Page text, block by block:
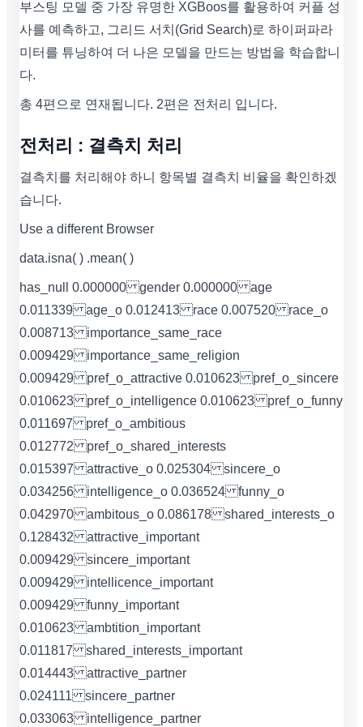
부스팅 모델 중 가장 유명한 XGBoos를 활용하여 커플 성
사를 예측하고, 그리드 서치(Grid Search)로 하이퍼파라
미터를 튜닝하여 더 나은 모델을 만드는 방법을 학습합니
다.
총 4편으로 연재됩니다. 2편은 전처리 입니다.
전처리 : 결측치 처리
결측치를 처리해야 하니 항목별 결측치 비율을 확인하겠
습니다.
Use a different Browser
data.isna( ) .mean( )
has_null 0.000000 gender 0.000000 age
0.011339 age_o 0.012413 race 0.007520 race_o
0.008713 importance_same_race
0.009429 importance_same_religion
0.009429 pref_o_attractive 0.010623 pref_o_sincere
0.010623 pref_o_intelligence 0.010623 pref_o_funny
0.011697 pref_o_ambitious
0.012772 pref_o_shared_interests
0.015397 attractive_o 0.025304 sincere_o
0.034256 intelligence_o 0.036524 funny_o
0.042970 ambitous_o 0.086178 shared_interests_o
0.128432 attractive_important
0.009429 sincere_important
0.009429 intellicence_important
0.009429 funny_important
0.010623 ambtition_important
0.011817 shared_interests_important
0.014443 attractive_partner
0.024111 sincere_partner
0.033063 intelligence_partner